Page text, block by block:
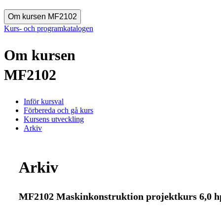
Om kursen MF2102
Kurs- och programkatalogen
Om kursen
MF2102
Inför kursval
Förbereda och gå kurs
Kursens utveckling
Arkiv
Arkiv
MF2102 Maskinkonstruktion projektkurs 6,0